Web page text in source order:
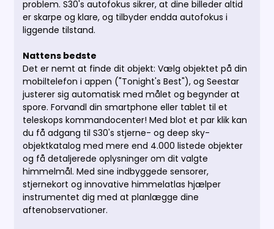
problem. S30's autofokus sikrer, at dine billeder altid
er skarpe og klare, og tilbyder endda autofokus i
liggende tilstand.
Nattens bedste
Det er nemt at finde dit objekt: Vælg objektet på din
mobiltelefon i appen ("Tonight's Best"), og Seestar
justerer sig automatisk med målet og begynder at
spore. Forvandl din smartphone eller tablet til et
teleskops kommandocenter! Med blot et par klik kan
du få adgang til S30's stjerne- og deep sky-
objektkatalog med mere end 4.000 listede objekter
og få detaljerede oplysninger om dit valgte
himmelmål. Med sine indbyggede sensorer,
stjernekort og innovative himmelatlas hjælper
instrumentet dig med at planlægge dine
aftenobservationer.